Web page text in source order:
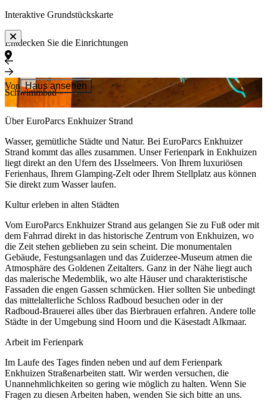
Interaktive Grundstückskarte
Von
Siehe
Von Haus ansehen
Entdecken Sie die Einrichtungen
Schwimmbad
Über EuroParcs Enkhuizer Strand
Wasser, gemütliche Städte und Natur. Bei EuroParcs Enkhuizer
Strand kommt das alles zusammen. Unser Ferienpark in Enkhuizen
liegt direkt an den Ufern des IJsselmeers. Von Ihrem luxuriösen
Ferienhaus, Ihrem Glamping-Zelt oder Ihrem Stellplatz aus können
Sie direkt zum Wasser laufen.
Kultur erleben in alten Städten
Vom EuroParcs Enkhuizer Strand aus gelangen Sie zu Fuß oder mit
dem Fahrrad direkt in das historische Zentrum von Enkhuizen, wo
die Zeit stehen geblieben zu sein scheint. Die monumentalen
Gebäude, Festungsanlagen und das Zuiderzee-Museum atmen die
Atmosphäre des Goldenen Zeitalters. Ganz in der Nähe liegt auch
das malerische Medemblik, wo alte Häuser und charakteristische
Fassaden die engen Gassen schmücken. Hier sollten Sie unbedingt
das mittelalterliche Schloss Radboud besuchen oder in der
Radboud-Brauerei alles über das Bierbrauen erfahren. Andere tolle
Städte in der Umgebung sind Hoorn und die Käsestadt Alkmaar.
Arbeit im Ferienpark
Im Laufe des Tages finden neben und auf dem Ferienpark
Enkhuizen Straßenarbeiten statt. Wir werden versuchen, die
Unannehmlichkeiten so gering wie möglich zu halten. Wenn Sie
Fragen zu diesen Arbeiten haben, wenden Sie sich bitte an uns.